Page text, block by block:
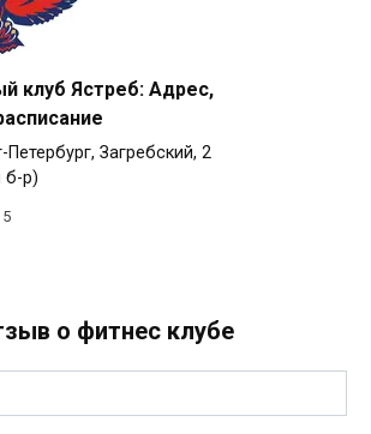
клуб Ястреб: Адрес,
Петербург, Загребский, 2
б-р)
о фитнес клубе